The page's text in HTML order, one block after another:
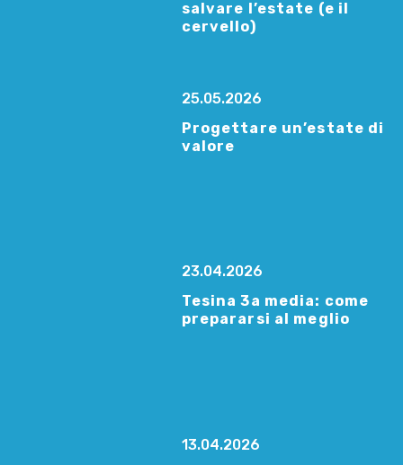
salvare l’estate (e il
cervello)
25.05.2026
Progettare un’estate di
valore
23.04.2026
Tesina 3a media: come
prepararsi al meglio
13.04.2026